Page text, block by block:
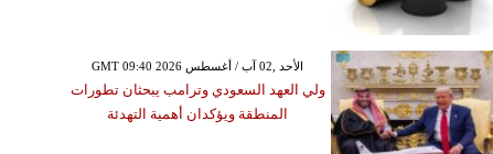
GMT 09:40 2026 الأحد ,02 آب / أغسطس
ولي العهد السعودي وترامب يبحثان تطورات
المنطقة ويؤكدان أهمية التهدئة